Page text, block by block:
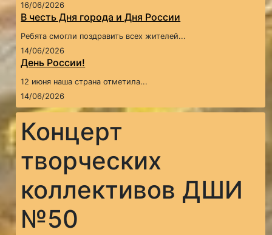
16/06/2026
В честь Дня города и Дня России
Ребята смогли поздравить всех жителей...
14/06/2026
День России!
12 июня наша страна отметила...
14/06/2026
Концерт
творческих
коллективов ДШИ
№50